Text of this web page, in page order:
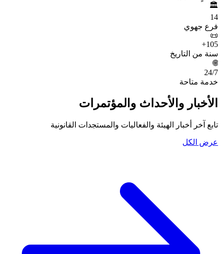
🏛️
14
فرع جهوي
📜
105
+
سنة من التاريخ
🌐
24/7
خدمة متاحة
الأخبار والأحداث والمؤتمرات
تابع آخر أخبار الهيئة والفعاليات والمستجدات القانونية
عرض الكل